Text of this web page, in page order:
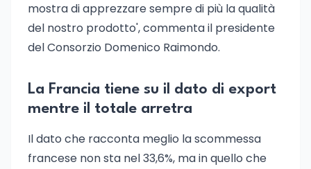
mostra di apprezzare sempre di più la qualità
del nostro prodotto', commenta il presidente
del Consorzio Domenico Raimondo.
La Francia tiene su il dato di export
mentre il totale arretra
Il dato che racconta meglio la scommessa
francese non sta nel 33,6%, ma in quello che